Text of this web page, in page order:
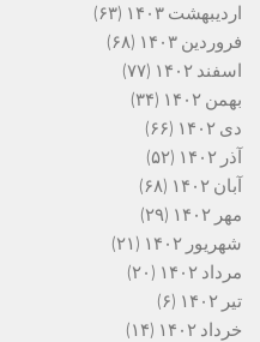
اردیبهشت ۱۴۰۳
(۶۳)
فروردین ۱۴۰۳
(۶۸)
اسفند ۱۴۰۲
(۷۷)
بهمن ۱۴۰۲
(۳۴)
دی ۱۴۰۲
(۶۶)
آذر ۱۴۰۲
(۵۲)
آبان ۱۴۰۲
(۶۸)
مهر ۱۴۰۲
(۲۹)
شهریور ۱۴۰۲
(۲۱)
مرداد ۱۴۰۲
(۲۰)
تیر ۱۴۰۲
(۶)
خرداد ۱۴۰۲
(۱۴)